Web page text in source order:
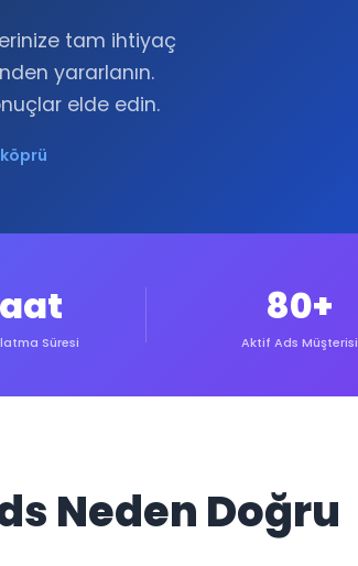
tam ihtiyaç
yararlanın.
elde edin.
Süresi
80+
Aktif Ads Müşterisi
Neden Doğru